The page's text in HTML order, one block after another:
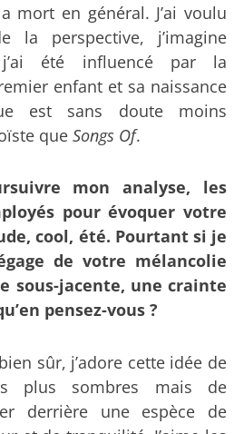
mort en général. J’ai voulu
la perspective, j’imagine
j’ai été influencé par la
enfant et sa naissance
est sans doute moins
que Songs Of.
mon analyse, les
pour évoquer votre
cool, été. Pourtant si je
de votre mélancolie
sous-jacente, une crainte
pensez-vous ?
sûr, j’adore cette idée de
plus sombres mais de
derrière une espèce de